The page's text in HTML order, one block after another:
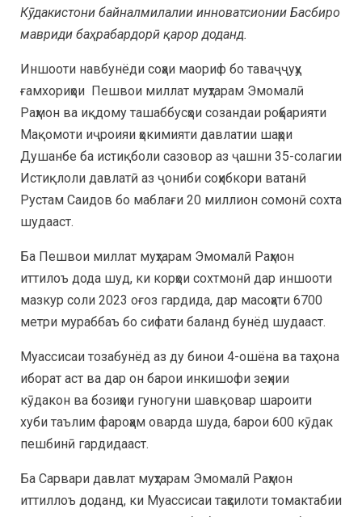
Кӯдакистони байналмилалии инноватсионии Басбиро
мавриди баҳрабардорӣ қарор доданд.
Иншооти навбунёди соҳаи маориф бо таваҷҷуҳу
ғамхориҳои Пешвои миллат муҳтарам Эмомалӣ
Раҳмон ва иқдому ташаббусҳои созандаи роҳбарияти
Мақомоти иҷроияи ҳокимияти давлатии шаҳри
Душанбе ба истиқболи сазовор аз ҷашни 35-солагии
Истиқлоли давлатӣ аз ҷониби соҳибкори ватанӣ
Рустам Саидов бо маблағи 20 миллион сомонӣ сохта
шудааст.
Ба Пешвои миллат муҳтарам Эмомалӣ Раҳмон
иттилоъ дода шуд, ки корҳои сохтмонӣ дар иншооти
мазкур соли 2023 оғоз гардида, дар масоҳати 6700
метри мураббаъ бо сифати баланд бунёд шудааст.
Муассисаи тозабунёд аз ду бинои 4-ошёна ва таҳхона
иборат аст ва дар он барои инкишофи зеҳнии
кӯдакон ва бозиҳои гуногуни шавқовар шароити
хуби таълим фароҳам оварда шуда, барои 600 кӯдак
пешбинӣ гардидааст.
Ба Сарвари давлат муҳтарам Эмомалӣ Раҳмон
иттиллоъ доданд, ки Муассисаи таҳсилоти томактабии